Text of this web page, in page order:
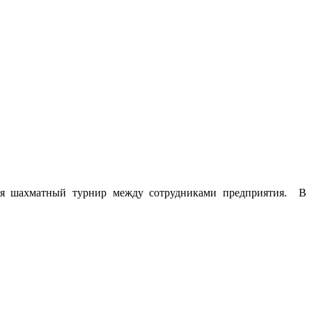
шахматный турнир между сотрудниками предприятия. В